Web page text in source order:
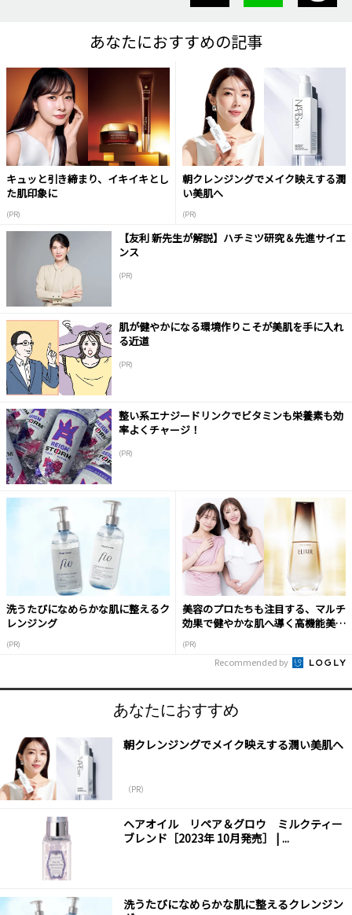
あなたにおすすめの記事
キュッと引き締まり、イキイキとし
た肌印象に
(PR)
朝クレンジングでメイク映えする潤
い美肌へ
(PR)
【友利 新先生が解説】ハチミツ研究＆先進サイエ
ンス
(PR)
肌が健やかになる環境作りこそが美肌を手に入れ
る近道
(PR)
整い系エナジードリンクでビタミンも栄養素も効
率よくチャージ！
(PR)
洗うたびになめらかな肌に整えるク
レンジング
(PR)
美容のプロたちも注目する、マルチ
効果で健やかな肌へ導く高機能美容
(PR)
Recommended by
あなたにおすすめ
朝クレンジングでメイク映えする潤い美肌へ
（PR）
ヘアオイル リペア＆グロウ ミルクティー
ブレンド［2023年 10月発売］ | ...
洗うたびになめらかな肌に整えるクレンジン